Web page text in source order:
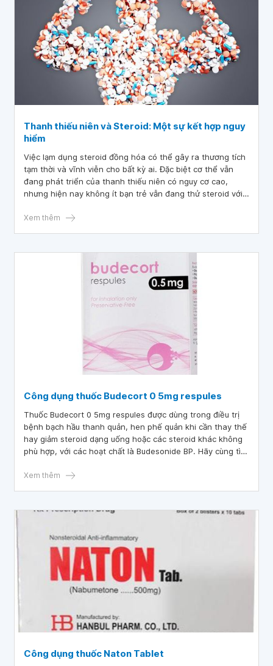
Thanh thiếu niên và Steroid: Một sự kết hợp nguy
hiểm
Việc lạm dụng steroid đồng hóa có thể gây ra thương tích
tạm thời và vĩnh viễn cho bất kỳ ai. Đặc biệt cơ thể vẫn
đang phát triển của thanh thiếu niên có nguy cơ cao,
nhưng hiện nay không ít bạn trẻ vẫn đang thử steroid với
Xem thêm
Công dụng thuốc Budecort 0 5mg respules
Thuốc Budecort 0 5mg respules được dùng trong điều trị
bệnh bạch hầu thanh quản, hen phế quản khi cần thay thế
hay giảm steroid dạng uống hoặc các steroid khác không
phù hợp, với các hoạt chất là Budesonide BP. Hãy cùng tìm
viết dưới đây.
Xem thêm
Công dụng thuốc Naton Tablet